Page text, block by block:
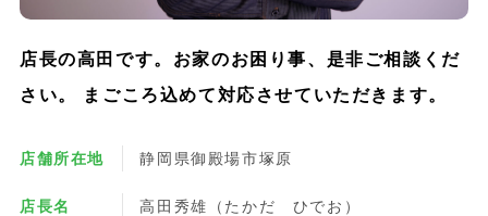
店長の高田です。お家のお困り事、是非ご相談くだ
さい。 まごころ込めて対応させていただきます。
店舗所在地 静岡県御殿場市塚原
店長名 高田秀雄（たかだ ひでお）